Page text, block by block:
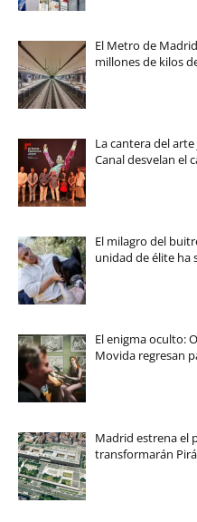
El Metro de
millones de kilos
La cantera del
Canal desvelan el
El milagro del
unidad de élite ha
El enigma oculto:
Movida regresan
Madrid estrena el
transformarán